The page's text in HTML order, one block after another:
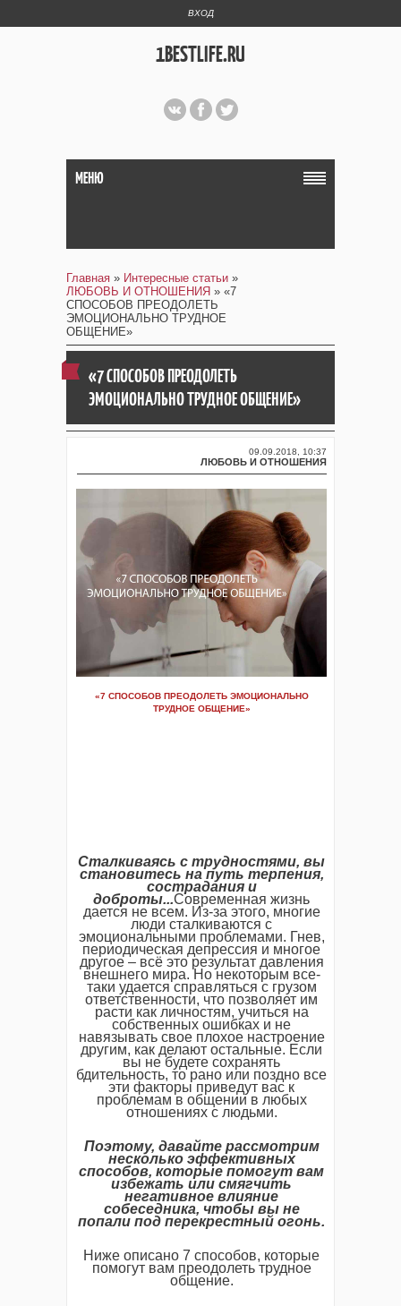
ВХОД
1BESTLIFE.RU
МЕНЮ
Главная » Интересные статьи »
ЛЮБОВЬ И ОТНОШЕНИЯ » «7
СПОСОБОВ ПРЕОДОЛЕТЬ
ЭМОЦИОНАЛЬНО ТРУДНОЕ
ОБЩЕНИЕ»
«7 СПОСОБОВ ПРЕОДОЛЕТЬ
ЭМОЦИОНАЛЬНО ТРУДНОЕ ОБЩЕНИЕ»
09.09.2018, 10:37
ЛЮБОВЬ И ОТНОШЕНИЯ
«7 СПОСОБОВ ПРЕОДОЛЕТЬ ЭМОЦИОНАЛЬНО
ТРУДНОЕ ОБЩЕНИЕ»
Сталкиваясь с трудностями, вы
становитесь на путь терпения,
сострадания и
доброты...Современная жизнь
дается не всем. Из-за этого, многие
люди сталкиваются с
эмоциональными проблемами. Гнев,
периодическая депрессия и многое
другое – всё это результат давления
внешнего мира. Но некоторым все-
таки удается справляться с грузом
ответственности, что позволяет им
расти как личностям, учиться на
собственных ошибках и не
навязывать свое плохое настроение
другим, как делают остальные. Если
вы не будете сохранять
бдительность, то рано или поздно все
эти факторы приведут вас к
проблемам в общении в любых
отношениях с людьми.
Поэтому, давайте рассмотрим
несколько эффективных
способов, которые помогут вам
избежать или смягчить
негативное влияние
собеседника, чтобы вы не
попали под перекрестный огонь.
Ниже описано 7 способов, которые
помогут вам преодолеть трудное
общение.